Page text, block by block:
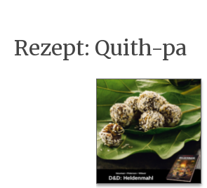
Rezept: Quith-pa